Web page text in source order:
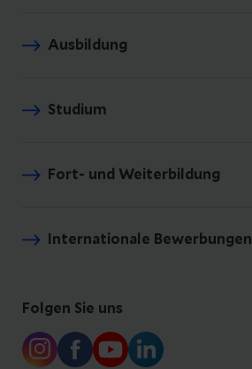
Ausbildung
Studium
Fort- und Weiterbildung
Internationale Bewerbungen
Folgen Sie uns